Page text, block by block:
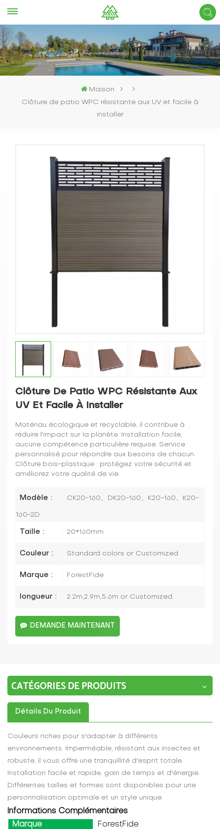
Maison
Clôture de patio WPC résistante aux UV et facile à
installer
Clôture De Patio WPC Résistante Aux
UV Et Facile À Installer
Matériau écologique et recyclable, il contribue à
réduire l'impact sur la planète. Installation facile,
aucune compétence particulière requise. Service
personnalisé pour répondre aux besoins de chacun.
Clôture bois-plastique : protégez votre sécurité et
améliorez votre qualité de vie.
Modèle : CK20-160、DK20-160、K20-160、K20-
160-2D
Taille : 20*160mm
Couleur : Standard colors or Customized
Marque : ForestFide
longueur : 2.2m,2.9m,5.6m or Customized
DEMANDE MAINTENANT
CATÉGORIES DE PRODUITS
Détails Du Produit
Couleurs riches pour s'adapter à différents
environnements. Imperméable, résistant aux insectes et
robuste, il vous offre une tranquillité d'esprit totale.
Installation facile et rapide, gain de temps et d'énergie.
Différentes tailles et formes sont disponibles pour une
personnalisation optimale et un style unique.
Informations Complémentaires
Marque
ForestFide